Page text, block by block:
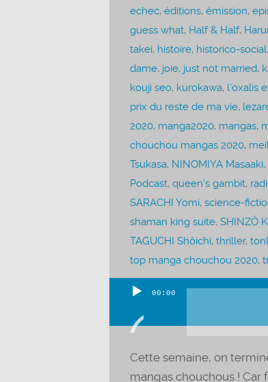
echec, éditions, émission,
guess what, Half & Half,
takei, histoire, historico-social,
dame, joie, just not married,
kouji seo, kurokawa, l'oxalis
prix du reste de ma vie,
2020, manga2020, mangas,
chouchou mangas 2020,
Tsukasa, NINOMIYA Masaaki,
Podcast, queen's gambit,
SARACHI Yomi, science-
shaman king suite, SHINZÔ
TAGUCHI Shôichi, thriller,
top manga chouchou 2020,
Lecteur
audio
00:00
Cette semaine, on
mangas chouchous ! Car